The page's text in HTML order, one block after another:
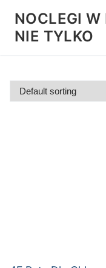
treści
NOCLEGI W
NIE TYLKO